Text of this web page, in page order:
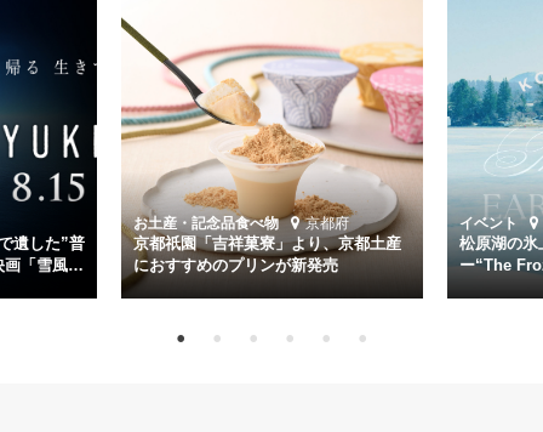
主演は「雪風」の艦長・寺澤一利を演じる竹野内豊。先任伍長・早瀬
幸平を玉木宏が演じるほか、奥平大兼、田中麗奈、石丸幹二、益岡徹
など実力派俳優が共演。そして戦艦大和と運命を共にした帝国海軍・
第二艦隊司令長官、伊藤整一を中井貴一が圧倒的な存在感で演じ切
る。
時代が再び、分断と暴力に揺れる現代。本作は「同じ過ちを繰り返す
道を歩んではいないか」と、彼らが命をかけて守りたいと願っ
た”今”を生きる私達に問いかける。戦後80年、戦争の記憶が薄れゆく
今だからこそ、尊い平和の価値を未来に繋ぐ作品『雪風 YUKIKAZE』
を多くの方にご覧いただきたい。
遺した”普
画「雪風
お土産・記念品食べ物 京都府
京都祇園「吉祥菓寮」より、京都土産
におすすめのプリンが新発売
イベント
松原湖の氷
ー“The